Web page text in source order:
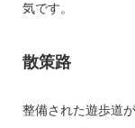
気です。
散策路
整備された遊歩道